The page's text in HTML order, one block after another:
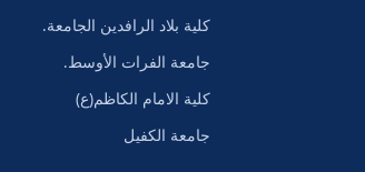
كلية بلاد الرافدين الجامعة.
جامعة الفرات الأوسط.
كلية الامام الكاظم(ع)
جامعة الكفيل